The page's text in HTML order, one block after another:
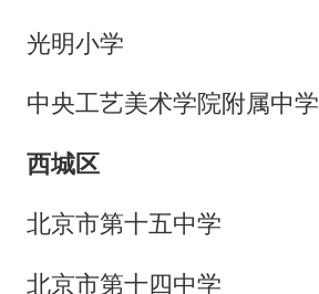
光明小学
中央工艺美术学院附属中学
西城区
北京市第十五中学
北京市第十四中学